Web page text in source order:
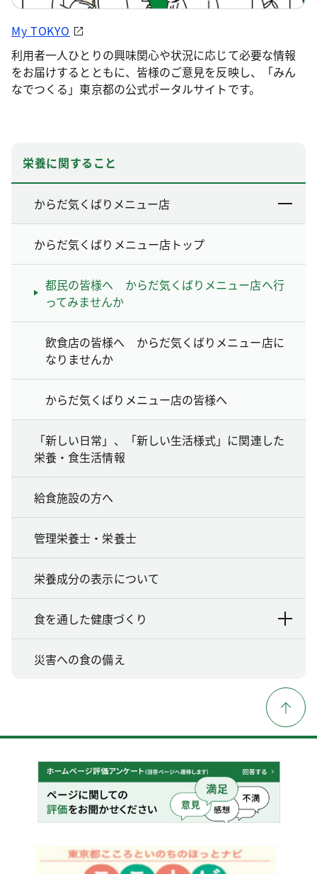
My TOKYO
利用者一人ひとりの興味関心や状況に応じて必要な情報
をお届けするとともに、皆様のご意見を反映し、「みん
なでつくる」東京都の公式ポータルサイトです。
栄養に関すること
からだ気くばりメニュー店
からだ気くばりメニュー店トップ
都民の皆様へ からだ気くばりメニュー店へ行
ってみませんか
飲食店の皆様へ からだ気くばりメニュー店に
なりませんか
からだ気くばりメニュー店の皆様へ
「新しい日常」、「新しい生活様式」に関連した
栄養・食生活情報
給食施設の方へ
管理栄養士・栄養士
栄養成分の表示について
食を通した健康づくり
災害への食の備え